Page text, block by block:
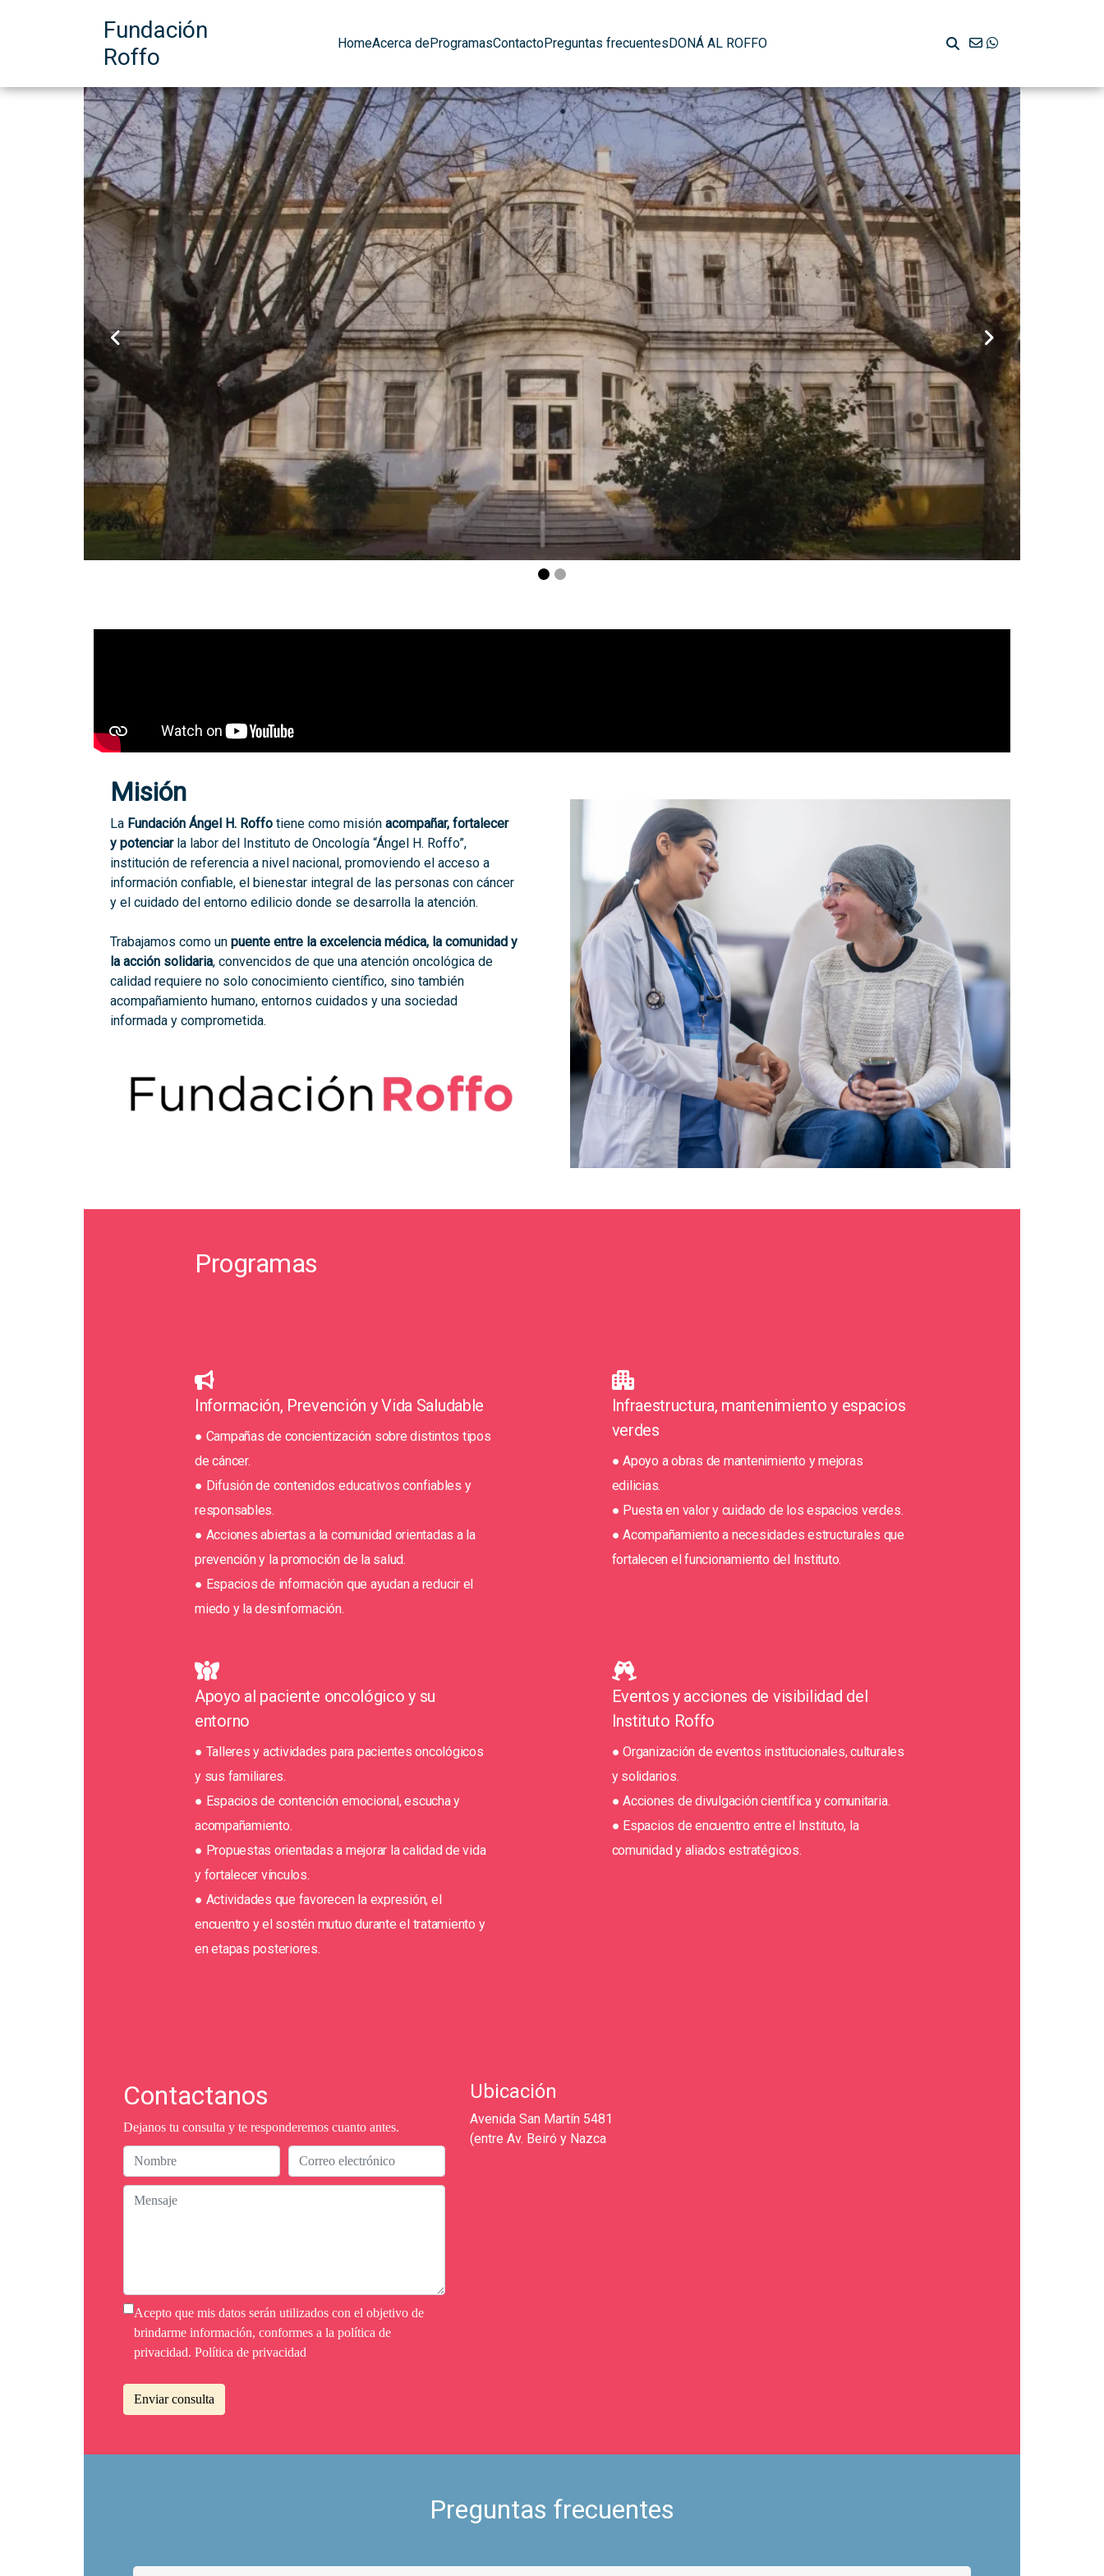
Fundación
Roffo
HomeAcerca deProgramasContactoPreguntas frecuentesDONÁ AL ROFFO
Misión
La Fundación Ángel H. Roffo tiene como misión acompañar, fortalecer
y potenciarla labor del Instituto de Oncología “Ángel H. Roffo”,
institución de referencia a nivel nacional, promoviendo el acceso a
información confiable, el bienestar integral de las personas con cáncer
y el cuidado del entorno edilicio donde se desarrolla la atención.
Trabajamos como un puente entre la excelencia médica, la comunidad y
la acción solidaria, convencidos de que una atención oncológica de
calidad requiere no solo conocimiento científico, sino también
acompañamiento humano, entornos cuidados y una sociedad
informada y comprometida.
Programas
Información, Prevención y Vida Saludable
● Campañas de concientización sobre distintos tipos
de cáncer.
● Difusión de contenidos educativos confiables y
responsables.
● Acciones abiertas a la comunidad orientadas a la
prevención y la promoción de la salud.
● Espacios de información que ayudan a reducir el
miedo y la desinformación.
Infraestructura, mantenimiento y espacios
verdes
● Apoyo a obras de mantenimiento y mejoras
edilicias.
● Puesta en valor y cuidado de los espacios verdes.
● Acompañamiento a necesidades estructurales que
fortalecen el funcionamiento del Instituto.
Apoyo al paciente oncológico y su
entorno
● Talleres y actividades para pacientes oncológicos
y sus familiares.
● Espacios de contención emocional, escucha y
acompañamiento.
● Propuestas orientadas a mejorar la calidad de vida
y fortalecer vínculos.
● Actividades que favorecen la expresión, el
encuentro y el sostén mutuo durante el tratamiento y
en etapas posteriores.
Eventos y acciones de visibilidad del
Instituto Roffo
● Organización de eventos institucionales, culturales
y solidarios.
● Acciones de divulgación científica y comunitaria.
● Espacios de encuentro entre el Instituto, la
comunidad y aliados estratégicos.
Contactanos
Dejanos tu consulta y te responderemos cuanto antes.
Acepto que mis datos serán utilizados con el objetivo de
brindarme información, conformes a la política de
privacidad. Política de privacidad
Enviar consulta
Ubicación
Avenida San Martín 5481
(entre Av. Beiró y Nazca
Preguntas frecuentes